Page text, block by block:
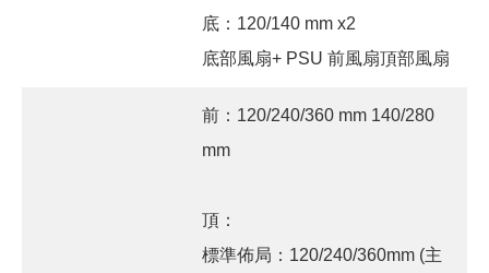
底：120/140 mm x2
底部風扇+ PSU 前風扇頂部風扇
前：120/240/360 mm 140/280
mm
頂：
標準佈局：120/240/360mm (主